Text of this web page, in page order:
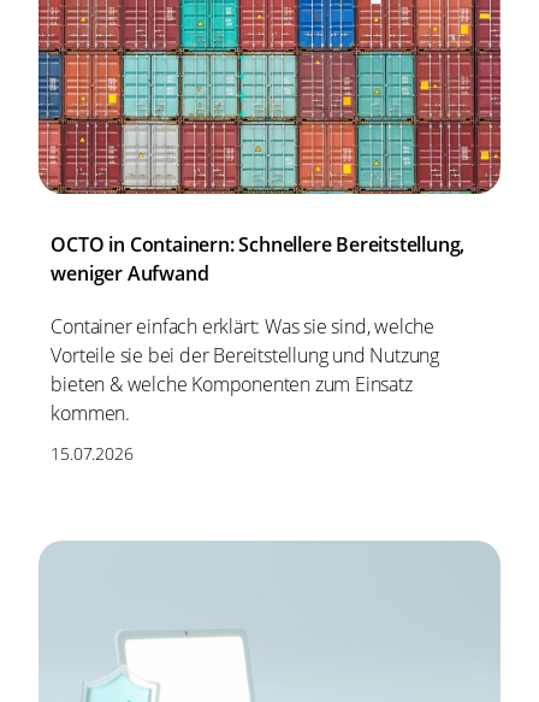
OCTO in Containern: Schnellere Bereitstellung,
weniger Aufwand
Container einfach erklärt: Was sie sind, welche
Vorteile sie bei der Bereitstellung und Nutzung
bieten & welche Komponenten zum Einsatz
kommen.
15.07.2026